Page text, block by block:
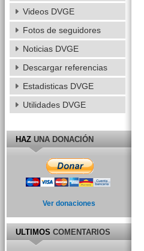
Videos DVGE
Fotos de seguidores
Noticias DVGE
Descargar referencias
Estadisticas DVGE
Utilidades DVGE
HAZUNA DONACIÓN
Ver donaciones
ULTIMOSCOMENTARIOS